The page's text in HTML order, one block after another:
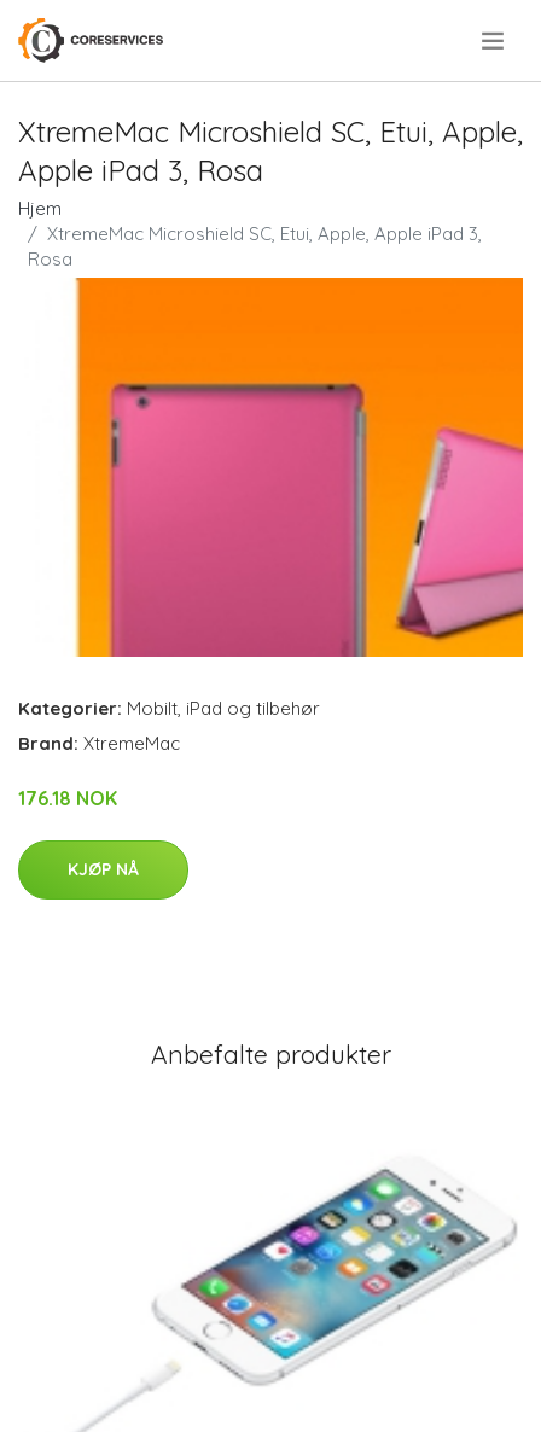
XtremeMac Microshield SC, Etui, Apple,
Apple iPad 3, Rosa
Hjem
XtremeMac Microshield SC, Etui, Apple, Apple iPad 3,
Rosa
Kategorier: Mobilt iPad og tilbehør
Brand: XtremeMac
176.18 NOK
KJØP NÅ
Anbefalte produkter